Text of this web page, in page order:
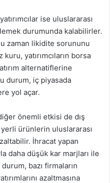
ise uluslararası
durumunda kalabilirler.
zaman likidite sorununu
yatırımcıların borsa
alternatiflerine
durum, iç piyasada
yol açar.
önemli etkisi de dış
ürünlerin uluslararası
İhracat yapan
daha düşük kar marjları ile
bazı firmaların
azaltmasına